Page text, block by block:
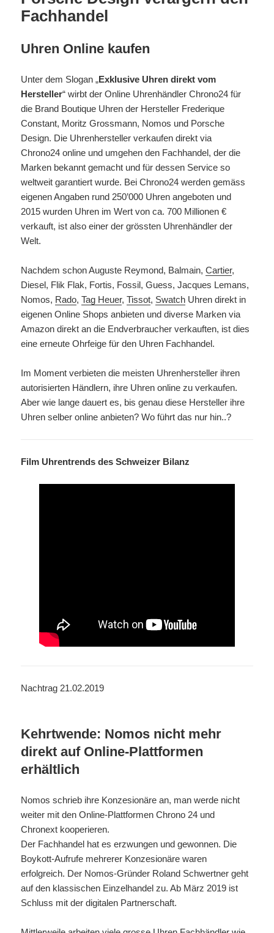
Fachhandel
Uhren Online kaufen
Unter dem Slogan „Exklusive Uhren direkt vom
Hersteller“ wirbt der Online Uhrenhändler Chrono24 für
die Brand Boutique Uhren der Hersteller Frederique
Constant, Moritz Grossmann, Nomos und Porsche
Design. Die Uhrenhersteller verkaufen direkt via
Chrono24 online und umgehen den Fachhandel, der die
Marken bekannt gemacht und für dessen Service so
weltweit garantiert wurde. Bei Chrono24 werden gemäss
eigenen Angaben rund 250’000 Uhren angeboten und
2015 wurden Uhren im Wert von ca. 700 Millionen €
verkauft, ist also einer der grössten Uhrenhändler der
Welt.
Nachdem schon Auguste Reymond, Balmain,Cartier,
Diesel, Flik Flak, Fortis, Fossil, Guess, Jacques Lemans,
Nomos, Rado,Tag Heuer,Tissot, Swatch Uhren direkt in
eigenen Online Shops anbieten und diverse Marken via
Amazon direkt an die Endverbraucher verkauften, ist dies
eine erneute Ohrfeige für den Uhren Fachhandel.
Im Moment verbieten die meisten Uhrenhersteller ihren
autorisierten Händlern, ihre Uhren online zu verkaufen.
Aber wie lange dauert es, bis genau diese Hersteller ihre
Uhren selber online anbieten? Wo führt das nur hin..?
Film Uhrentrends des Schweizer Bilanz
Nachtrag 21.02.2019
Kehrtwende: Nomos nicht mehr
direkt auf Online-Plattformen
erhältlich
Nomos schrieb ihre Konzesionäre an, man werde nicht
weiter mit den Online-Plattformen Chrono 24 und
Chronext kooperieren.
Der Fachhandel hat es erzwungen und gewonnen. Die
Boykott-Aufrufe mehrerer Konzesionäre waren
erfolgreich. Der Nomos-Gründer Roland Schwertner geht
auf den klassischen Einzelhandel zu. Ab März 2019 ist
Schluss mit der digitalen Partnerschaft.